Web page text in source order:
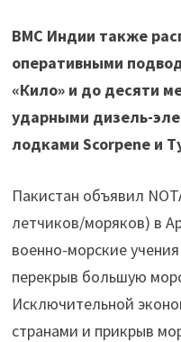
ВМС Индии также
оперативными
«Кило» и до десяти
ударными дизель-
лодками Scorpene и
Пакистан объявил
летчиков/моряков) в
военно-морские
перекрыв большую
Исключительной
странами и прикрыв